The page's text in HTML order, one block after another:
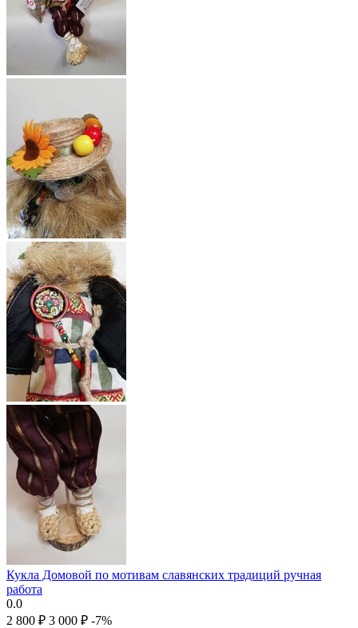
Кукла Домовой по мотивам славянских традиций ручная
работа
0.0
2 800 ₽ 3 000 ₽ -7%